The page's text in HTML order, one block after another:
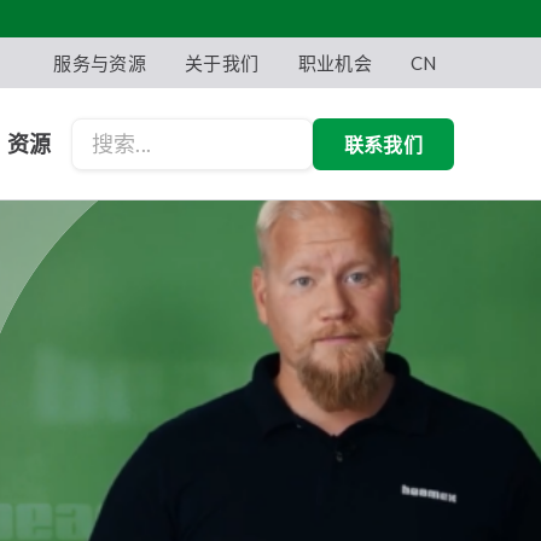
服务与资源 关于我们 职业机会 CN
资源 联系我们